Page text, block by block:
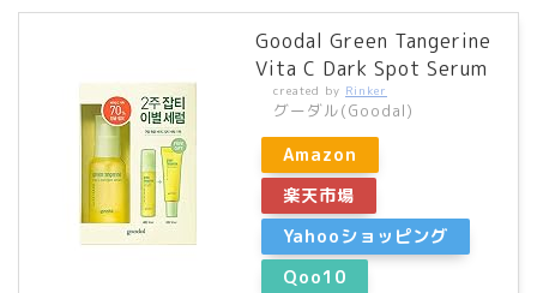
Goodal Green Tangerine
Vita C Dark Spot Serum
created by Rinker
グーダル(Goodal)
Amazon
楽天市場
Yahooショッピング
Qoo10